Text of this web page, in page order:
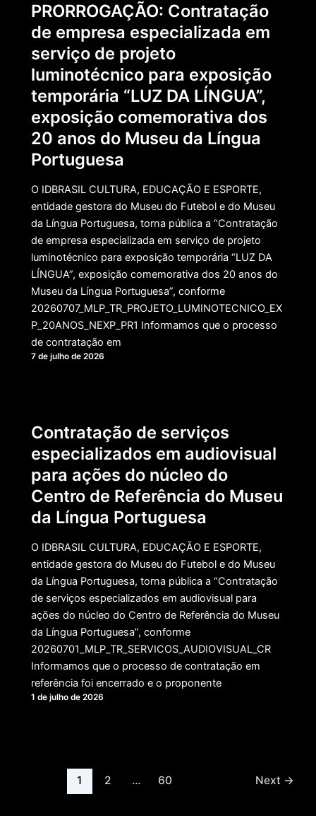
PRORROGAÇÃO: Contratação
de empresa especializada em
serviço de projeto
luminotécnico para exposição
temporária “LUZ DA LÍNGUA”,
exposição comemorativa dos
20 anos do Museu da Língua
Portuguesa
O IDBRASIL CULTURA, EDUCAÇÃO E ESPORTE,
entidade gestora do Museu do Futebol e do Museu
da Língua Portuguesa, torna pública a “Contratação
de empresa especializada em serviço de projeto
luminotécnico para exposição temporária “LUZ DA
LÍNGUA”, exposição comemorativa dos 20 anos do
Museu da Língua Portuguesa”, conforme
20260707_MLP_TR_PROJETO_LUMINOTECNICO_EX
P_20ANOS_NEXP_PR1 Informamos que o processo
de contratação em
7 de julho de 2026
Contratação de serviços
especializados em audiovisual
para ações do núcleo do
Centro de Referência do Museu
da Língua Portuguesa
O IDBRASIL CULTURA, EDUCAÇÃO E ESPORTE,
entidade gestora do Museu do Futebol e do Museu
da Língua Portuguesa, torna pública a “Contratação
de serviços especializados em audiovisual para
ações do núcleo do Centro de Referência do Museu
da Língua Portuguesa”, conforme
20260701_MLP_TR_SERVICOS_AUDIOVISUAL_CR
Informamos que o processo de contratação em
referência foi encerrado e o proponente
1 de julho de 2026
1 2 … 60 Next →